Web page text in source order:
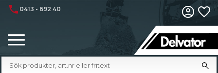
phone 0413 - 692 40